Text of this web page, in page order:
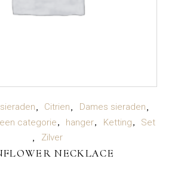
LEES VERDER
Citrien
Dames sieraden
categorie hanger Ketting
Set
Zilver
NECKLACE